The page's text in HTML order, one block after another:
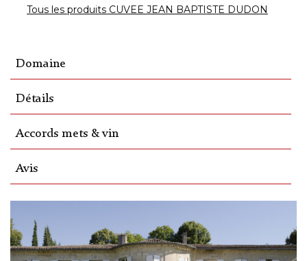
Tous les produits CUVEE JEAN BAPTISTE DUDON
Domaine
Détails
Accords mets & vin
Avis